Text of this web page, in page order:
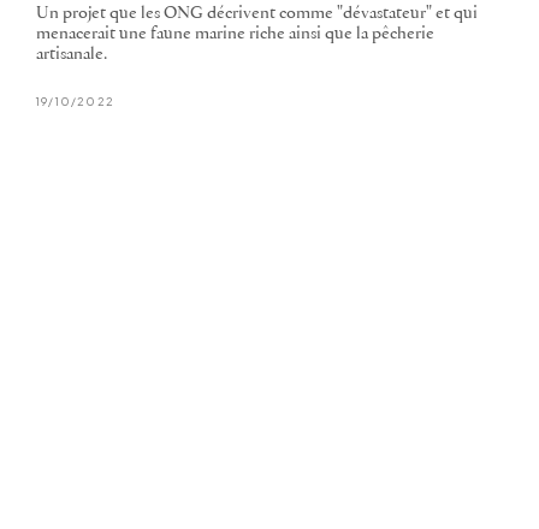
Un projet que les ONG décrivent comme "dévastateur" et qui
menacerait une faune marine riche ainsi que la pêcherie
artisanale.
19/10/2022